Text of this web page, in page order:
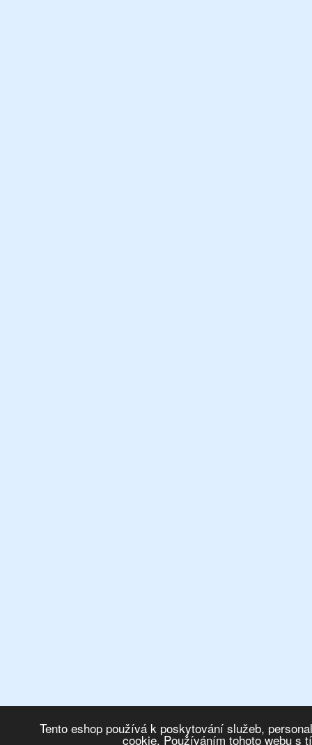
Tento eshop používá k poskytování služeb,
cookie. Používáním tohoto webu s